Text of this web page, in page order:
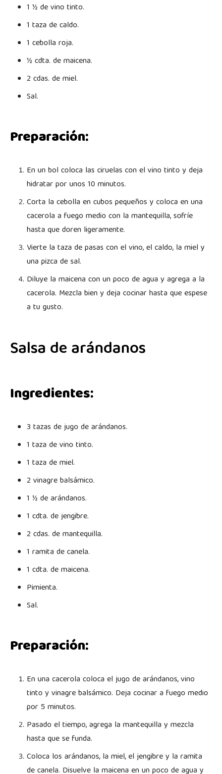
1 ½ de vino tinto.
1 taza de caldo.
1 cebolla roja.
½ cdta. de maicena.
2 cdas. de miel.
Sal.
Preparación:
En un bol coloca las ciruelas con el vino tinto y deja
hidratar por unos 10 minutos.
Corta la cebolla en cubos pequeños y coloca en una
cacerola a fuego medio con la mantequilla, sofríe
hasta que doren ligeramente.
Vierte la taza de pasas con el vino, el caldo, la miel y
una pizca de sal.
Diluye la maicena con un poco de agua y agrega a la
cacerola. Mezcla bien y deja cocinar hasta que espese
a tu gusto.
Salsa de arándanos
Ingredientes:
3 tazas de jugo de arándanos.
1 taza de vino tinto.
1 taza de miel.
2 vinagre balsámico.
1 ½ de arándanos.
1 cdta. de jengibre.
2 cdas. de mantequilla.
1 ramita de canela.
1 cdta. de maicena.
Pimienta.
Sal.
Preparación:
En una cacerola coloca el jugo de arándanos, vino
tinto y vinagre balsámico. Deja cocinar a fuego medio
por 5 minutos.
Pasado el tiempo, agrega la mantequilla y mezcla
hasta que se funda.
Coloca los arándanos, la miel, el jengibre y la ramita
de canela. Disuelve la maicena en un poco de agua y